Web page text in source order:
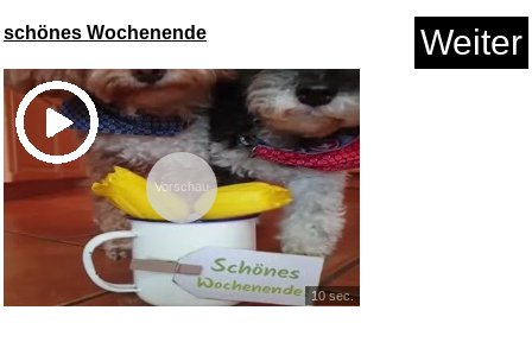
Anzeige
schönes Wochenende Weiter
Vorschau
10 sec.